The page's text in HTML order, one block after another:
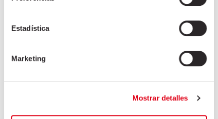
Estadística
Marketing
Mostrar detalles
+